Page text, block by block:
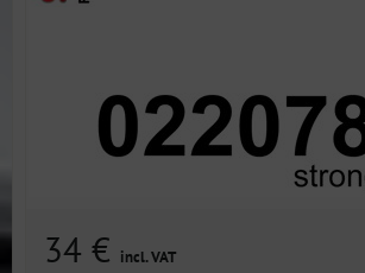
34 € incl. VAT